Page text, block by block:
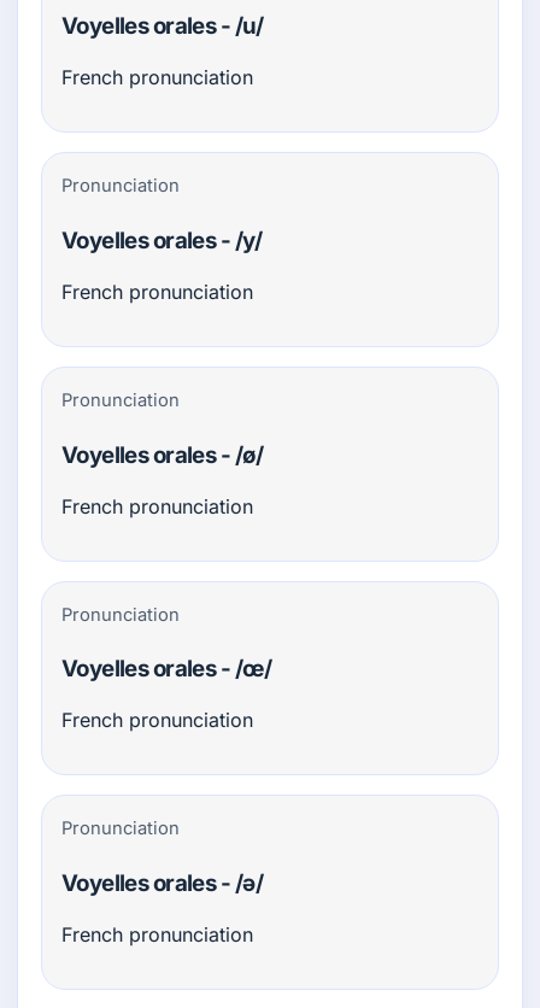
Voyelles orales - /u/
French pronunciation
Pronunciation
Voyelles orales - /y/
French pronunciation
Pronunciation
Voyelles orales - /ø/
French pronunciation
Pronunciation
Voyelles orales - /œ/
French pronunciation
Pronunciation
Voyelles orales - /ə/
French pronunciation